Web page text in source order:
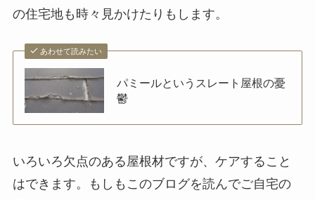
の住宅地も時々見かけたりもします。
あわせて読みたい
パミールというスレート屋根の憂
鬱
いろいろ欠点のある屋根材ですが、ケアすること
はできます。もしもこのブログを読んでご自宅の